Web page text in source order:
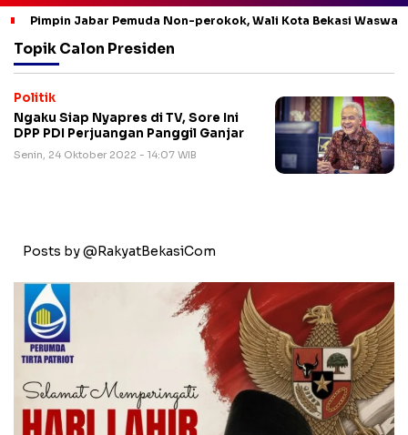
Pimpin Jabar Pemuda Non-perokok, Wali Kota Bekasi Waswas
Topik Calon Presiden
Politik
Ngaku Siap Nyapres di TV, Sore Ini
DPP PDI Perjuangan Panggil Ganjar
Senin, 24 Oktober 2022 - 14:07 WIB
Posts by @RakyatBekasiCom